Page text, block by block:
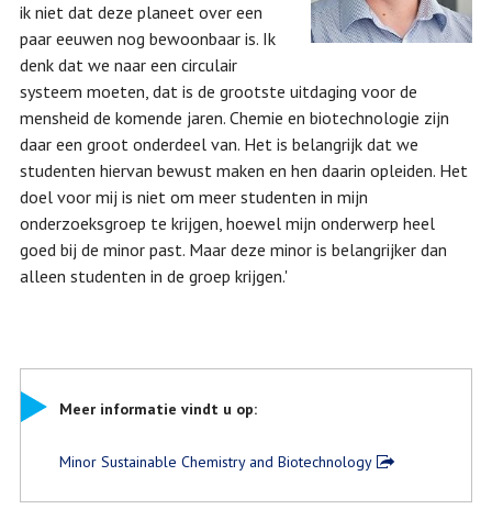
ik niet dat deze planeet over een
paar eeuwen nog bewoonbaar is. Ik
denk dat we naar een circulair
systeem moeten, dat is de grootste uitdaging voor de
mensheid de komende jaren. Chemie en biotechnologie zijn
daar een groot onderdeel van. Het is belangrijk dat we
studenten hiervan bewust maken en hen daarin opleiden. Het
doel voor mij is niet om meer studenten in mijn
onderzoeksgroep te krijgen, hoewel mijn onderwerp heel
goed bij de minor past. Maar deze minor is belangrijker dan
alleen studenten in de groep krijgen.'
Meer informatie vindt u op:
Minor Sustainable Chemistry and Biotechnology